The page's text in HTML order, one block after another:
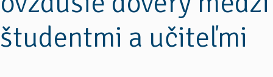
študentmi a učiteľmi